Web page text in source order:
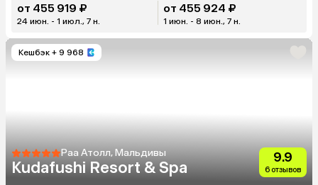
от 455 919 ₽
24 июн. - 1 июл., 7 н.
от 455 924 ₽
1 июн. - 8 июн., 7 н.
Кешбэк + 9 968
Раа Атолл, Мальдивы
Kudafushi Resort & Spa
9.9
6 отзывов